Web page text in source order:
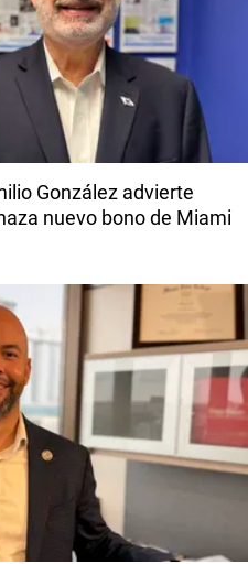
González advierte
nuevo bono de Miami